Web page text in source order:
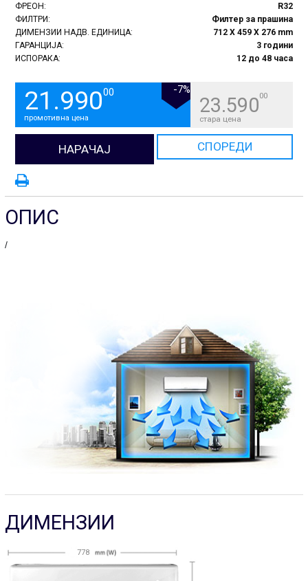
ФРЕОН:
R32
ФИЛТРИ:
Филтер за прашина
ДИМЕНЗИИ НАДВ. ЕДИНИЦА:
712 X 459 X 276 mm
ГАРАНЦИЈА:
3 години
ИСПОРАКА:
12 до 48 часа
21.99000 -7%
промотивна цена
23.59000
стара цена
НАРАЧАЈ СПОРЕДИ
ОПИС
/
ДИМЕНЗИИ
778